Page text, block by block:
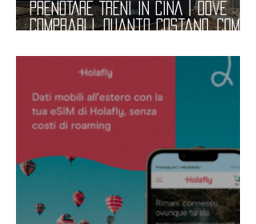
PRENOTARE TRENI in CINA | Dove
Comprarli, Quanto Costano, Come